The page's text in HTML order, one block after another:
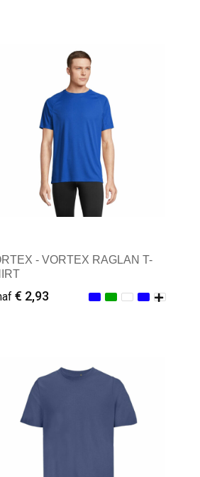
Minimale afname: 1
- VORTEX RAGLAN T-
€ 2,93
Minimale afname: 1